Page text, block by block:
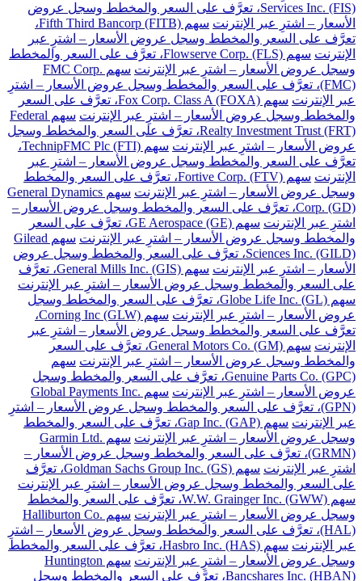
Services Inc. (FIS)، تعرَّف على السعر والمخطط وسجل عروض
الأسعار – اشترِ عبر الإنترنت
سهم Fifth Third Bancorp (FITB)،
تعرَّف على السعر والمخطط وسجل عروض الأسعار – اشترِ عبر
الإنترنت
سهم Flowserve Corp. (FLS)، تعرَّف على السعر والمخطط
وسجل عروض الأسعار – اشترِ عبر الإنترنت
سهم FMC Corp.
(FMC)، تعرَّف على السعر والمخطط وسجل عروض الأسعار – اشترِ
عبر الإنترنت
سهم Fox Corp. Class A (FOXA)، تعرَّف على السعر
والمخطط وسجل عروض الأسعار – اشترِ عبر الإنترنت
سهم Federal
Realty Investment Trust (FRT)، تعرَّف على السعر والمخطط وسجل
عروض الأسعار – اشترِ عبر الإنترنت
سهم TechnipFMC Plc (FTI)،
تعرَّف على السعر والمخطط وسجل عروض الأسعار – اشترِ عبر
الإنترنت
سهم Fortive Corp. (FTV)، تعرَّف على السعر والمخطط
وسجل عروض الأسعار – اشترِ عبر الإنترنت
سهم General Dynamics
Corp. (GD)، تعرَّف على السعر والمخطط وسجل عروض الأسعار –
اشترِ عبر الإنترنت
سهم GE Aerospace (GE)، تعرَّف على السعر
والمخطط وسجل عروض الأسعار – اشترِ عبر الإنترنت
سهم Gilead
Sciences Inc. (GILD)، تعرَّف على السعر والمخطط وسجل عروض
الأسعار – اشترِ عبر الإنترنت
سهم General Mills Inc. (GIS)، تعرَّف
على السعر والمخطط وسجل عروض الأسعار – اشترِ عبر الإنترنت
سهم Globe Life Inc. (GL)، تعرَّف على السعر والمخطط وسجل
عروض الأسعار – اشترِ عبر الإنترنت
سهم Corning Inc (GLW)،
تعرَّف على السعر والمخطط وسجل عروض الأسعار – اشترِ عبر
الإنترنت
سهم General Motors Co. (GM)، تعرَّف على السعر
والمخطط وسجل عروض الأسعار – اشترِ عبر الإنترنت سهم
Genuine Parts Co. (GPC)، تعرَّف على السعر والمخطط وسجل
عروض الأسعار – اشترِ عبر الإنترنت
سهم Global Payments Inc.
(GPN)، تعرَّف على السعر والمخطط وسجل عروض الأسعار – اشترِ
عبر الإنترنت
سهم Gap Inc. (GAP)، تعرَّف على السعر والمخطط
وسجل عروض الأسعار – اشترِ عبر الإنترنت
سهم Garmin Ltd.
(GRMN)، تعرَّف على السعر والمخطط وسجل عروض الأسعار –
اشترِ عبر الإنترنت
سهم Goldman Sachs Group Inc. (GS)، تعرَّف
على السعر والمخطط وسجل عروض الأسعار – اشترِ عبر الإنترنت
سهم W.W. Grainger Inc. (GWW)، تعرَّف على السعر والمخطط
وسجل عروض الأسعار – اشترِ عبر الإنترنت
سهم Halliburton Co.
(HAL)، تعرَّف على السعر والمخطط وسجل عروض الأسعار – اشترِ
عبر الإنترنت
سهم Hasbro Inc. (HAS)، تعرَّف على السعر والمخطط
وسجل عروض الأسعار – اشترِ عبر الإنترنت
سهم Huntington
Bancshares Inc. (HBAN)، تعرَّف على السعر والمخطط وسجل